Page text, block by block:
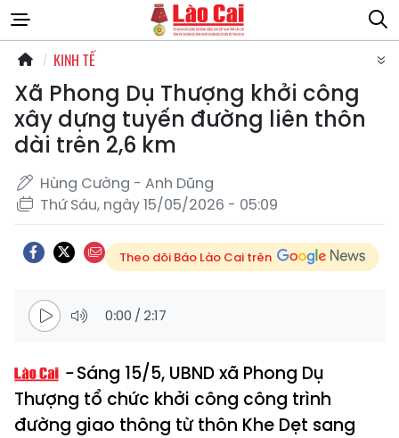
KINH TẾ
Xã Phong Dụ Thượng khởi công
xây dựng tuyến đường liên thôn
dài trên 2,6 km
Hùng Cường - Anh Dũng
Thứ Sáu, ngày 15/05/2026 - 05:09
Theo dõi Báo Lào Cai trên
0:00 / 2:17
Sáng 15/5, UBND xã Phong Dụ
Thượng tổ chức khởi công công trình
đường giao thông từ thôn Khe Dẹt sang